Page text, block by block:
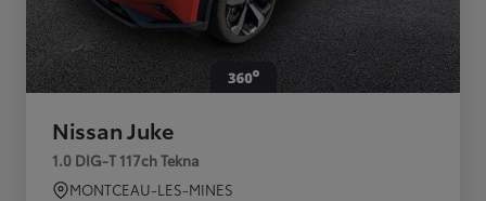
Nissan Juke
1.0 DIG-T 117ch Tekna
MONTCEAU-LES-MINES